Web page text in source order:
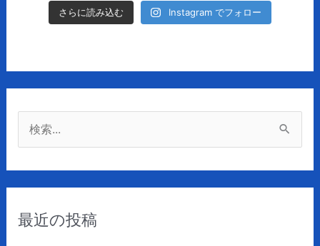
さらに読み込む Instagram でフォロー
:最近の投稿